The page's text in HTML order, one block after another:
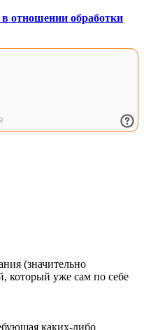
отношении обработки
(значительно
уже сам по себе
каких-либо